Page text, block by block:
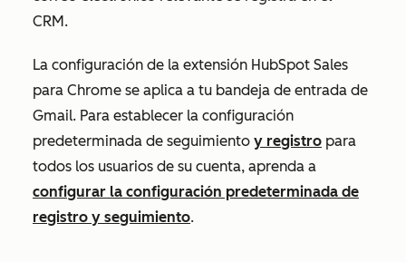
CRM.
La configuración de la extensión HubSpot Sales
para Chrome se aplica a tu bandeja de entrada de
Gmail. Para establecer la configuración
predeterminada de seguimiento y registro para
todos los usuarios de su cuenta, aprenda a
configurar la configuración predeterminada de
registro y seguimiento.